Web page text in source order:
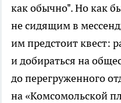
как обычно". Но как
не сидящим в
им предстоит квест:
и добираться на
до перегруженного
на «Комсомольской